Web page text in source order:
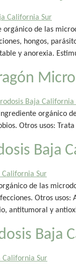
orgánico de las
hongos,
y anorexia.
orgánico
Otros usos:
Baja
de las
Otros
antitumoral y
Baja